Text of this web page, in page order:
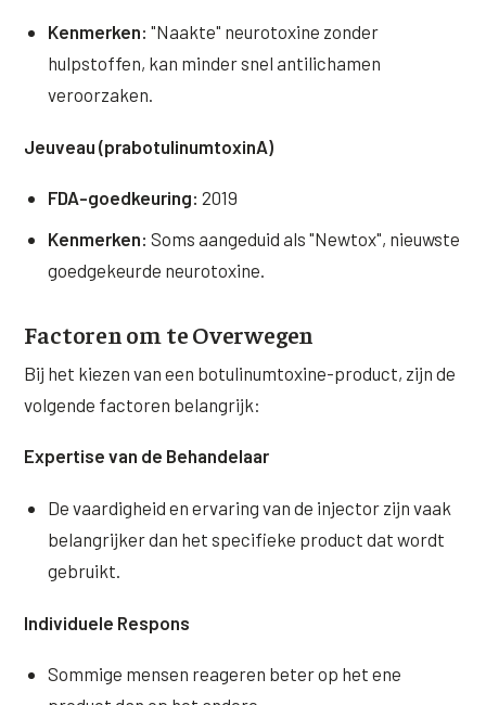
Kenmerken: "Naakte" neurotoxine zonder
hulpstoffen, kan minder snel antilichamen
veroorzaken.
Jeuveau (prabotulinumtoxinA)
FDA-goedkeuring: 2019
Kenmerken: Soms aangeduid als "Newtox", nieuwste
goedgekeurde neurotoxine.
Factoren om te Overwegen
Bij het kiezen van een botulinumtoxine-product, zijn de
volgende factoren belangrijk:
Expertise van de Behandelaar
De vaardigheid en ervaring van de injector zijn vaak
belangrijker dan het specifieke product dat wordt
gebruikt.
Individuele Respons
Sommige mensen reageren beter op het ene